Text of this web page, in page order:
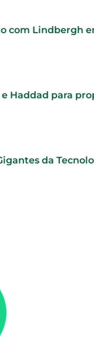
com Lindbergh
Haddad para
da